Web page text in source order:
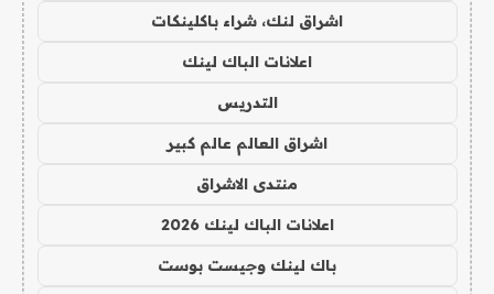
اشراق لنك، شراء باكلينكات
اعلانات الباك لينك
التدريس
اشراق العالم عالم كبير
منتدى الاشراق
اعلانات الباك لينك 2026
باك لينك وجيست بوست